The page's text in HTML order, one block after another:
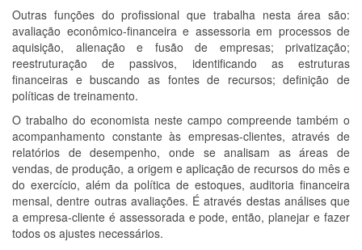
Outras funções do profissional que trabalha nesta área são:
avaliação econômico-financeira e assessoria em processos de
aquisição, alienação e fusão de empresas; privatização;
reestruturação de passivos, identificando as estruturas
financeiras e buscando as fontes de recursos; definição de
políticas de treinamento.
O trabalho do economista neste campo compreende também o
acompanhamento constante às empresas-clientes, através de
relatórios de desempenho, onde se analisam as áreas de
vendas, de produção, a origem e aplicação de recursos do mês e
do exercício, além da política de estoques, auditoria financeira
mensal, dentre outras avaliações. É através destas análises que
a empresa-cliente é assessorada e pode, então, planejar e fazer
todos os ajustes necessários.